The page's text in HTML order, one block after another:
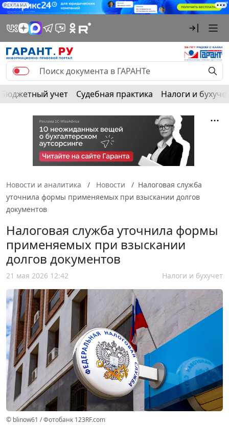
РЕКЛАМА
Бюджетный учет Судебная практика Налоги и
Новости и аналитика Новости
Налоговая служба
уточнила формы применяемых при взыскании долгов
документов
Налоговая служба уточнила формы
применяемых при взыскании
долгов документов
21 мая 2026 12:42 Налоги и бухучет
© blinow61 / Фотобанк 123RF.com